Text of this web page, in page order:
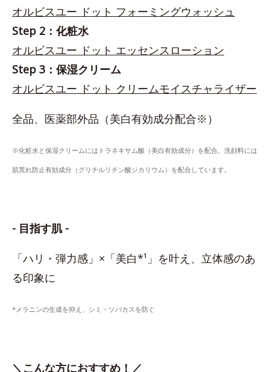
オルビスユー ドット フォーミングウォッシュ
Step 2：化粧水
オルビスユー ドット エッセンスローション
Step 3：保湿クリーム
オルビスユー ドット クリームモイスチャライザー
全品、医薬部外品（美白有効成分配合※）
※化粧水と保湿クリームにはトラネキサム酸（美白有効成分）を配合。洗顔料には
肌荒れ防止有効成分（グリチルリチン酸ジカリウム）を配合しています。
- 目指す肌 -
「ハリ・弾力感」×「美白*¹」を叶え、立体感のあ
る印象に
*メラニンの生成を抑え、シミ・ソバカスを防ぐ
＼こんな方におすすめ！／